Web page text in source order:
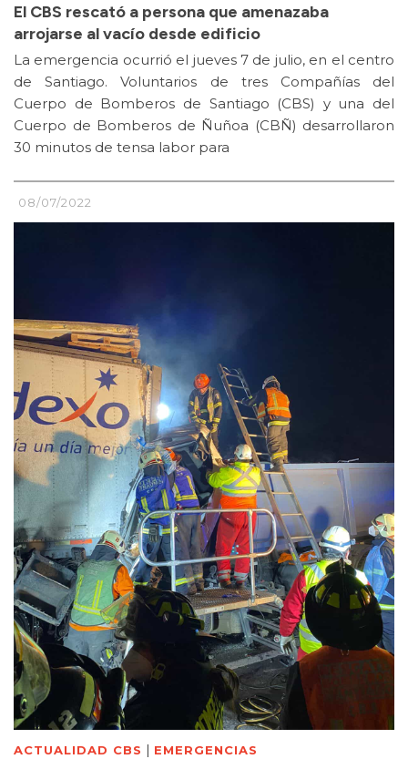
El CBS rescató a persona que amenazaba
arrojarse al vacío desde edificio
La emergencia ocurrió el jueves 7 de julio, en el centro
de Santiago. Voluntarios de tres Compañías del
Cuerpo de Bomberos de Santiago (CBS) y una del
Cuerpo de Bomberos de Ñuñoa (CBÑ) desarrollaron
30 minutos de tensa labor para
08/07/2022
ACTUALIDAD CBS | EMERGENCIAS